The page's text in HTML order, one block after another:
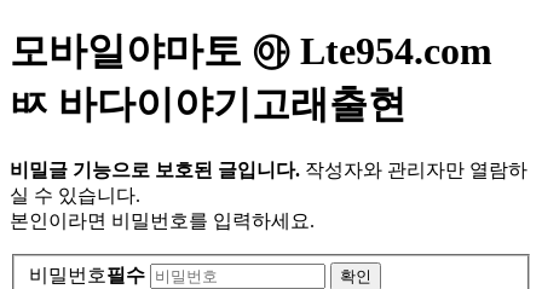
모바일야마토 ㉵ Lte954.com
ㅶ 바다이야기고래출현
비밀글 기능으로 보호된 글입니다. 작성자와 관리자만 열람하
실 수 있습니다.
본인이라면 비밀번호를 입력하세요.
비밀번호필수